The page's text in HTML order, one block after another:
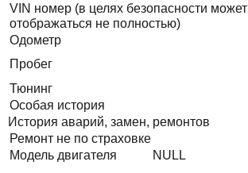
VIN номер (в целях безопасности может
отображаться не полностью)
Одометр
Пробег
Тюнинг
Особая история
История аварий, замен, ремонтов
Ремонт не по страховке
Модель двигателя
NULL